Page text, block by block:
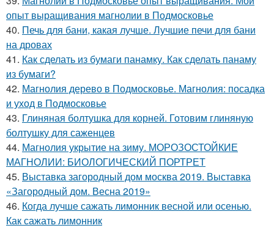
опыт выращивания магнолии в Подмосковье
40. Печь для бани, какая лучше. Лучшие печи для бани
на дровах
41. Как сделать из бумаги панамку. Как сделать панаму
из бумаги?
42. Магнолия дерево в Подмосковье. Магнолия: посадка
и уход в Подмосковье
43. Глиняная болтушка для корней. Готовим глиняную
болтушку для саженцев
44. Магнолия укрытие на зиму. МОРОЗОСТОЙКИЕ
МАГНОЛИИ: БИОЛОГИЧЕСКИЙ ПОРТРЕТ
45. Выставка загородный дом москва 2019. Выставка
«Загородный дом. Весна 2019»
46. Когда лучше сажать лимонник весной или осенью.
Как сажать лимонник